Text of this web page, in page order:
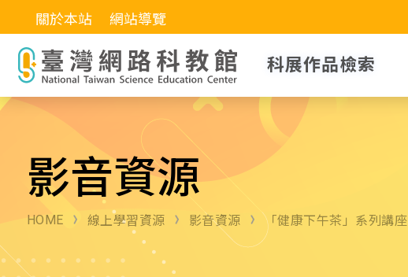
關於本站 網站導覽
科展作品檢索
影音資源
HOME 線上學習資源 影音資源 「健康下午茶」系列講座